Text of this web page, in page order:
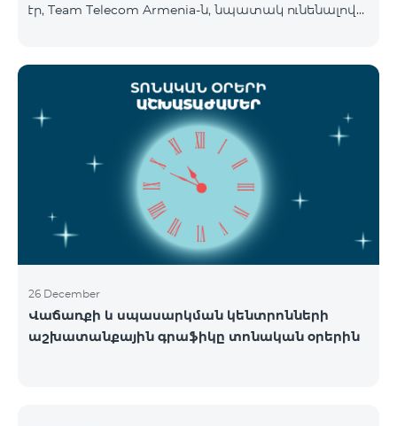
էր, Team Telecom Armenia-ն, նպատակ ունենալով
կունենա փուլային տարբերակով: Առաջին փուլով
ցանցը կանջատվի Տավուշի և Լոռու մարզերում՝
2026թ.-ի հունվարի 15-ից: Ծառայությունների
անխափան հասանելությունն ապահովելու
նպատակով շարունակում է գործել հատուկ
առաջարկ, որը հնարավորություն է ընձեռում ձեռք
բերել նոր տեխնոլոգիաներով աշխատող բջջային
հեռախոսնե
26 December
Վաճառքի և սպասարկման կենտրոնների
աշխատանքային գրաֆիկը տոնական օրերին